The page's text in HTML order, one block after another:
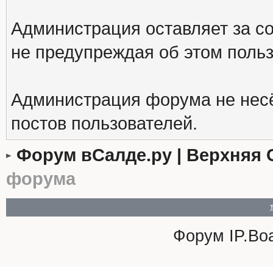
Администрация оставляет за
не предупреждая об этом
Администрация форума не
постов пользователей.
Форум вСалде.ру | Верхняя
форума
Форум